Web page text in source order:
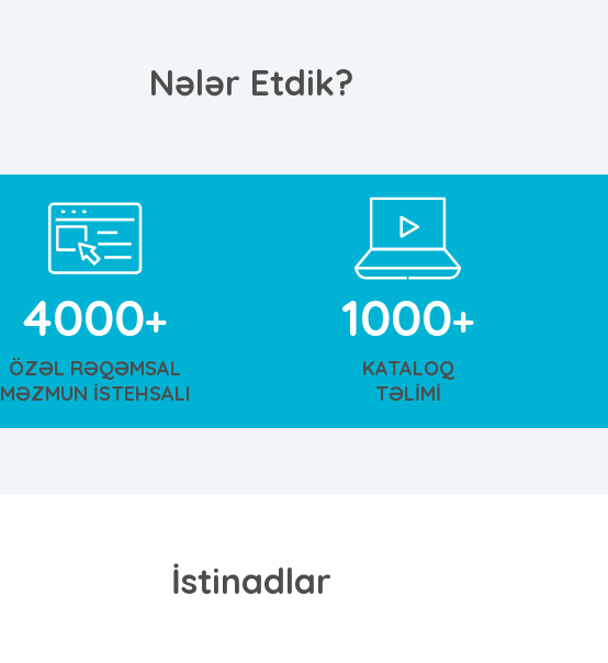
Nələr Etdik?
4000
ÖZƏL RƏQƏMSAL
MƏZMUN İSTEHSALI
1000
KATALOQ
TƏLİMİ
İstinadlar